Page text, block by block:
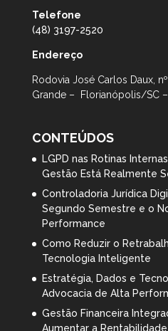
Telefone
(48) 3197-2520
Endereço
Rodovia José Carlos Daux,
Grande – Florianópolis/SC
CONTEÚDOS
LGPD nas Rotinas
Gestão Está Realmente
Controladoria Jurídica
Segundo Semestre e o
Performance
Como Reduzir o
Tecnologia Inteligente
Estratégia, Dados e
Advocacia de Alta
Gestão Financeira
Aumentar a